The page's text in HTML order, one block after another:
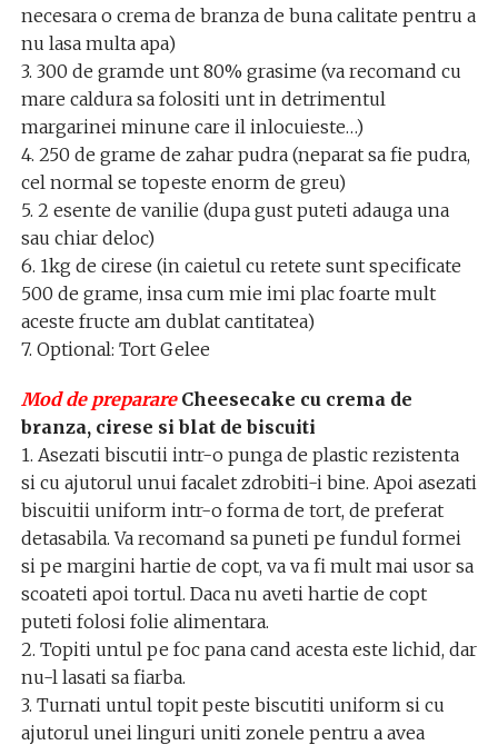
necesara o crema de branza de buna calitate pentru a
nu lasa multa apa)
3. 300 de gramde unt 80% grasime (va recomand cu
mare caldura sa folositi unt in detrimentul
margarinei minune care il inlocuieste…)
4. 250 de grame de zahar pudra (neparat sa fie pudra,
cel normal se topeste enorm de greu)
5. 2 esente de vanilie (dupa gust puteti adauga una
sau chiar deloc)
6. 1kg de cirese (in caietul cu retete sunt specificate
500 de grame, insa cum mie imi plac foarte mult
aceste fructe am dublat cantitatea)
7. Optional: Tort Gelee
Mod de preparare Cheesecake cu crema de
branza, cirese si blat de biscuiti
1. Asezati biscutii intr-o punga de plastic rezistenta
si cu ajutorul unui facalet zdrobiti-i bine. Apoi asezati
biscuitii uniform intr-o forma de tort, de preferat
detasabila. Va recomand sa puneti pe fundul formei
si pe margini hartie de copt, va va fi mult mai usor sa
scoateti apoi tortul. Daca nu aveti hartie de copt
puteti folosi folie alimentara.
2. Topiti untul pe foc pana cand acesta este lichid, dar
nu-l lasati sa fiarba.
3. Turnati untul topit peste biscutiti uniform si cu
ajutorul unei linguri uniti zonele pentru a avea